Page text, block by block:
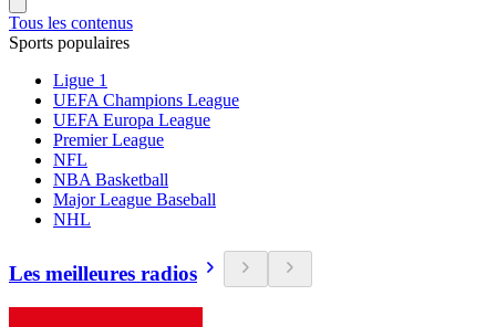
Tous les contenus
Sports populaires
Ligue 1
UEFA Champions League
UEFA Europa League
Premier League
NFL
NBA Basketball
Major League Baseball
NHL
Les meilleures radios